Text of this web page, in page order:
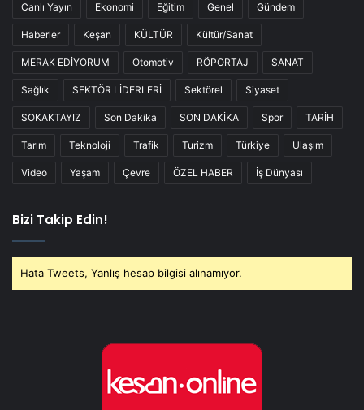
Canlı Yayın Ekonomi Eğitim Genel Gündem
Haberler Keşan KÜLTÜR Kültür/Sanat
MERAK EDİYORUM Otomotiv RÖPORTAJ SANAT
Sağlık SEKTÖR LİDERLERİ Sektörel Siyaset
SOKAKTAYIZ Son Dakika SON DAKİKA Spor TARİH
Tarım Teknoloji Trafik Turizm Türkiye Ulaşım
Video Yaşam Çevre ÖZEL HABER İş Dünyası
Bizi Takip Edin!
Hata Tweets, Yanlış hesap bilgisi alınamıyor.